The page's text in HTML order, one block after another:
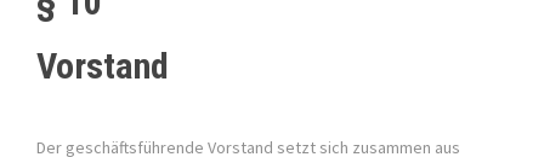
Vorstand
Der geschäftsführende Vorstand setzt sich zusammen aus